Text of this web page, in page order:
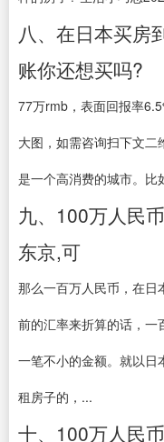
八、在日本买房
账你还想买吗?
77万rmb，表面回报率
大图，如需咨询扫下文
是一个高消费的城市。比
九、100万人民
东京,可
那么一百万人民币，在日
前的汇率来折算的话，一
一笔不小的金额。就以日
租房子的，...
十、100万人民